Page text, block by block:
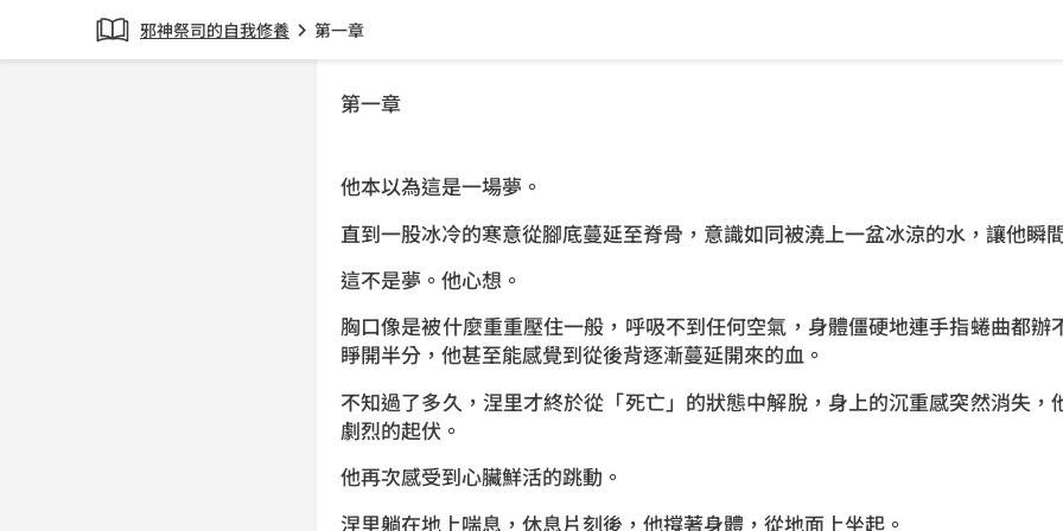
邪神祭司的自我修養 chevron_right 第一章
第一章
他本以為這是一場夢。
直到一股冰冷的寒意從腳底蔓延至脊骨，意識如同被澆上一盆冰涼的水，讓他瞬
這不是夢。他心想。
胸口像是被什麼重重壓住一般，呼吸不到任何空氣，身體僵硬地連手指蜷曲都辦
睜開半分，他甚至能感覺到從後背逐漸蔓延開來的血。
不知過了多久，涅里才終於從「死亡」的狀態中解脫，身上的沉重感突然消失，
劇烈的起伏。
他再次感受到心臟鮮活的跳動。
涅里躺在地上喘息，休息片刻後，他撐著身體，從地面上坐起。